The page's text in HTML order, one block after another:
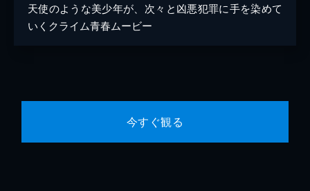
天使のような美少年が、次々と凶悪犯罪に手を染めて
いくクライム青春ムービー
今すぐ観る